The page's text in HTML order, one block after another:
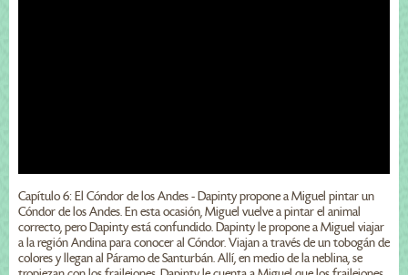
Capítulo 6: El Cóndor de los Andes - Dapinty propone a Miguel pintar un
Cóndor de los Andes. En esta ocasión, Miguel vuelve a pintar el animal
correcto, pero Dapinty está confundido. Dapinty le propone a Miguel viajar
a la región Andina para conocer al Cóndor. Viajan a través de un tobogán de
colores y llegan al Páramo de Santurbán. Allí, en medio de la neblina, se